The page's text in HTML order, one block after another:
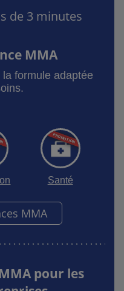
de 3 minutes
MMA
formule adaptée
Santé
MMA
pour les